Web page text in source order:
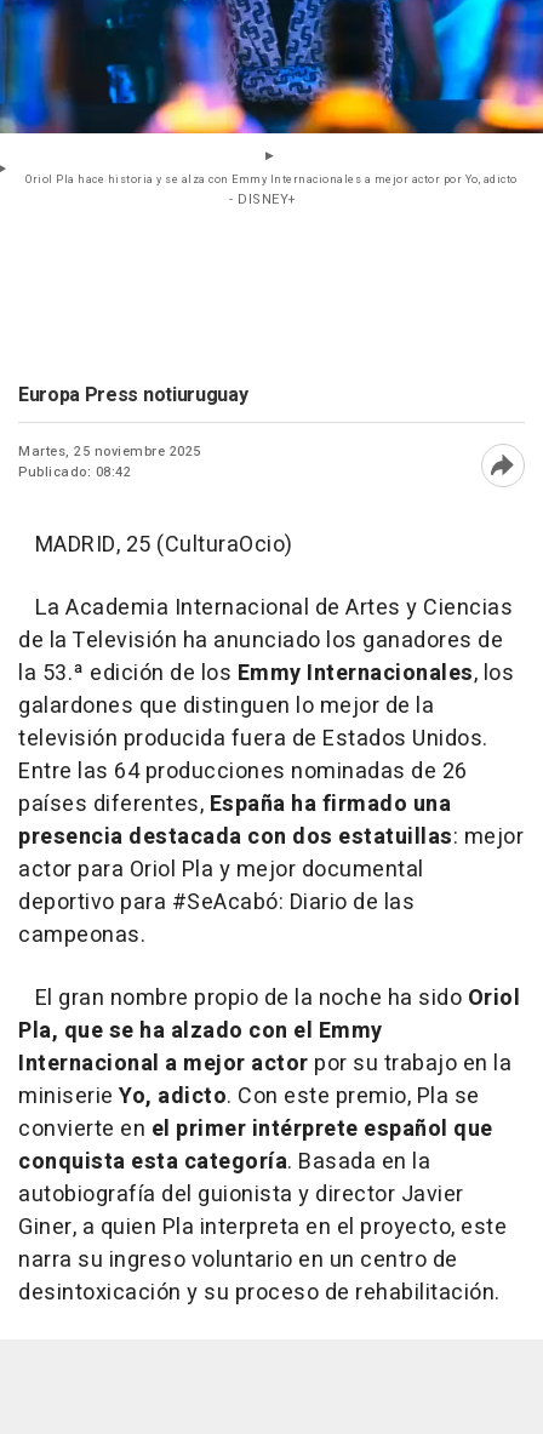
Oriol Pla hace historia y se alza con Emmy Internacionales a mejor actor por Yo, adicto
- DISNEY+
Europa Press notiuruguay
Martes, 25 noviembre 2025
Publicado: 08:42
MADRID, 25 (CulturaOcio)
La Academia Internacional de Artes y Ciencias
de la Televisión ha anunciado los ganadores de
la 53.ª edición de los Emmy Internacionales, los
galardones que distinguen lo mejor de la
televisión producida fuera de Estados Unidos.
Entre las 64 producciones nominadas de 26
países diferentes, España ha firmado una
presencia destacada con dos estatuillas: mejor
actor para Oriol Pla y mejor documental
deportivo para #SeAcabó: Diario de las
campeonas.
El gran nombre propio de la noche ha sido Oriol
Pla, que se ha alzado con el Emmy
Internacional a mejor actor por su trabajo en la
miniserie Yo, adicto. Con este premio, Pla se
convierte en el primer intérprete español que
conquista esta categoría. Basada en la
autobiografía del guionista y director Javier
Giner, a quien Pla interpreta en el proyecto, este
narra su ingreso voluntario en un centro de
desintoxicación y su proceso de rehabilitación.